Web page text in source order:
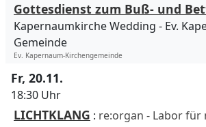
Gottesdienst zum Buß- und
Kapernaumkirche Wedding
Ev.
Gemeinde
Ev. Kapernaum-Kirchengemeinde
Fr, 20.11.
18:30 Uhr
LICHTKLANG : re:organ - Labor für